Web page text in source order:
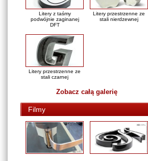
Litery z taśmy
podwójnie zaginanej
DFT
Litery przestrzenne ze
stali nierdzewnej
Litery przestrzenne ze
stali czarnej
Zobacz całą galerię
Filmy